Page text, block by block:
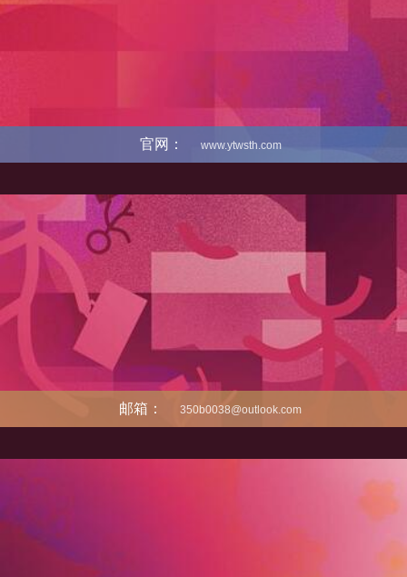
官网： www.ytwsth.com
邮箱： 350b0038@outlook.com